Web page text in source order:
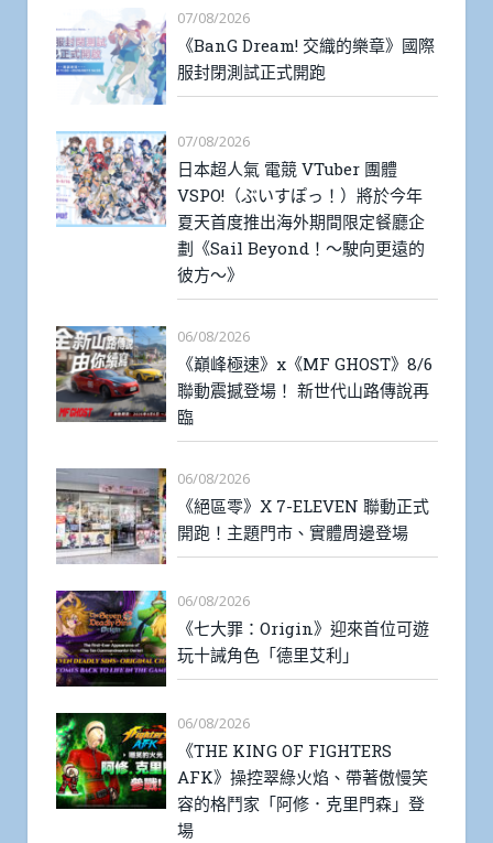
07/08/2026
《BanG Dream! 交織的樂章》國際
服封閉測試正式開跑
07/08/2026
日本超人氣 電競 VTuber 團體
VSPO!（ぶいすぽっ！）將於今年
夏天首度推出海外期間限定餐廳企
劃《Sail Beyond！～駛向更遠的
彼方～》
06/08/2026
《巔峰極速》x《MF GHOST》8/6
聯動震撼登場！ 新世代山路傳說再
臨
06/08/2026
《絕區零》X 7-ELEVEN 聯動正式
開跑！主題門市、實體周邊登場
06/08/2026
《七大罪：Origin》迎來首位可遊
玩十誡角色「德里艾利」
06/08/2026
《THE KING OF FIGHTERS
AFK》操控翠綠火焰、帶著傲慢笑
容的格鬥家「阿修．克里門森」登
場